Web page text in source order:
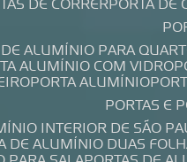
DE ALUMÍNIO PARA
ALUMÍNIO COM VIDRO
PORTA ALUMÍNIO
PORTAS
INTERIOR DE SÃO
DE ALUMÍNIO DUAS